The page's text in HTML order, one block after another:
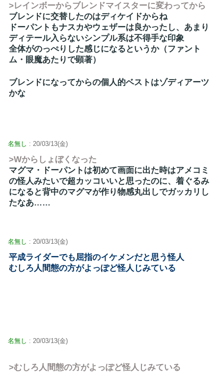
>レインボーからブレンドマイスターに変わってから
ブレンドに交替したのはディケイドからね
ドーパントもナスカやウェザーは良かったし、あまり
ディテール入らないシンプル系は不得手な印象
全体がのっぺりした感じになるというか（ファント
ム・眼魔あたりで顕著）
ブレンドになってからの個人的ベストはゾディアーツ
かな
名無し : 20/03/13(金)
>Wからしょぼくなった
マグマ・ドーパントは初めて画面に出た時はアメコミ
の怪人みたいで超カッコいいと思ったのに、着ぐるみ
になると背中のマグマが作り物感丸出しでガッカリし
たなあ……
名無し : 20/03/13(金)
平成ライダーでも屈指のイケメンだと思う怪人
むしろ人間態の方がよっぽど怪人じみている
名無し : 20/03/13(金)
>むしろ人間態の方がよっぽど怪人じみている